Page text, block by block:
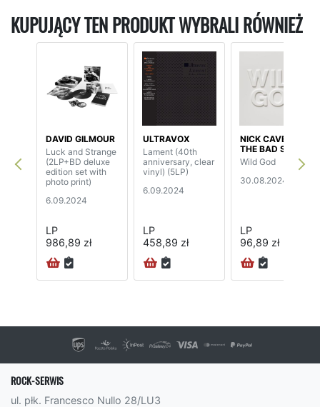
KUPUJĄCY TEN PRODUKT WYBRALI RÓWNIEŻ
DAVID GILMOUR
Luck and Strange
(2LP+BD deluxe
edition set with
photo print)
6.09.2024
LP
986,89 zł
ULTRAVOX
Lament (40th
anniversary, clear
vinyl) (5LP)
6.09.2024
LP
458,89 zł
NICK CAVE &
THE BAD SEEDS
Wild God
30.08.2024
LP
96,89 zł
ROCK-SERWIS
ul. płk. Francesco Nullo 28/LU3